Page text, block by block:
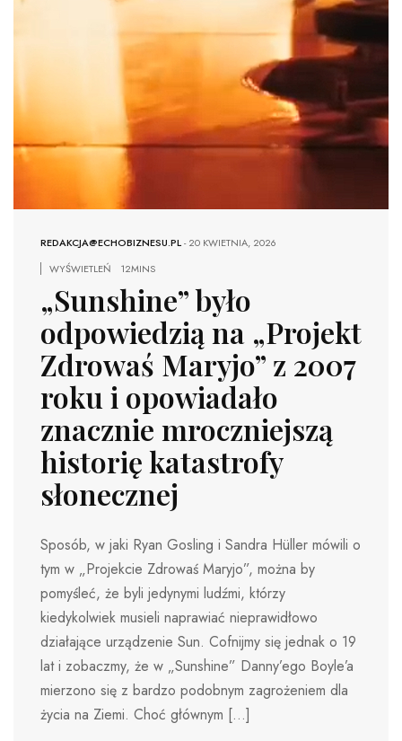
REDAKCJA@ECHOBIZNESU.PL-20 KWIETNIA, 2026
WYŚWIETLEŃ
12MINS
„Sunshine” było
odpowiedzią na „Projekt
Zdrowaś Maryjo” z 2007
roku i opowiadało
znacznie mroczniejszą
historię katastrofy
słonecznej
Sposób, w jaki Ryan Gosling i Sandra Hüller mówili o
tym w „Projekcie Zdrowaś Maryjo”, można by
pomyśleć, że byli jedynymi ludźmi, którzy
kiedykolwiek musieli naprawiać nieprawidłowo
działające urządzenie Sun. Cofnijmy się jednak o 19
lat i zobaczmy, że w „Sunshine” Danny’ego Boyle’a
mierzono się z bardzo podobnym zagrożeniem dla
życia na Ziemi. Choć głównym […]